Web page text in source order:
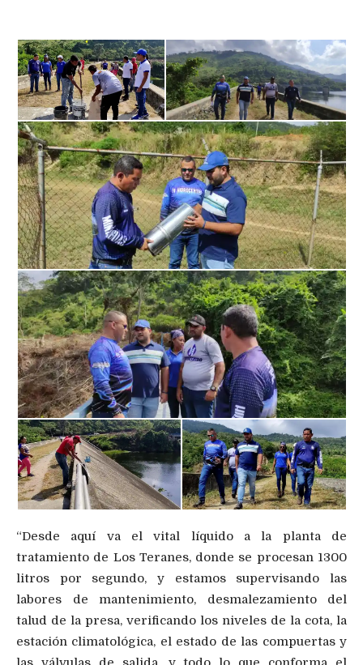
“Desde aquí va el vital líquido a la planta de
tratamiento de Los Teranes, donde se procesan 1300
litros por segundo, y estamos supervisando las
labores de mantenimiento, desmalezamiento del
talud de la presa, verificando los niveles de la cota, la
estación climatológica, el estado de las compuertas y